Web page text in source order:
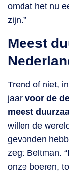
omdat het nu
zijn.”
Meest
Trend of niet,
jaar voor de
meest
willen de
gevonden
zegt Beltman.
onze boeren,